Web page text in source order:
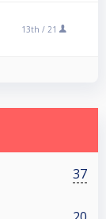
13th / 21
37